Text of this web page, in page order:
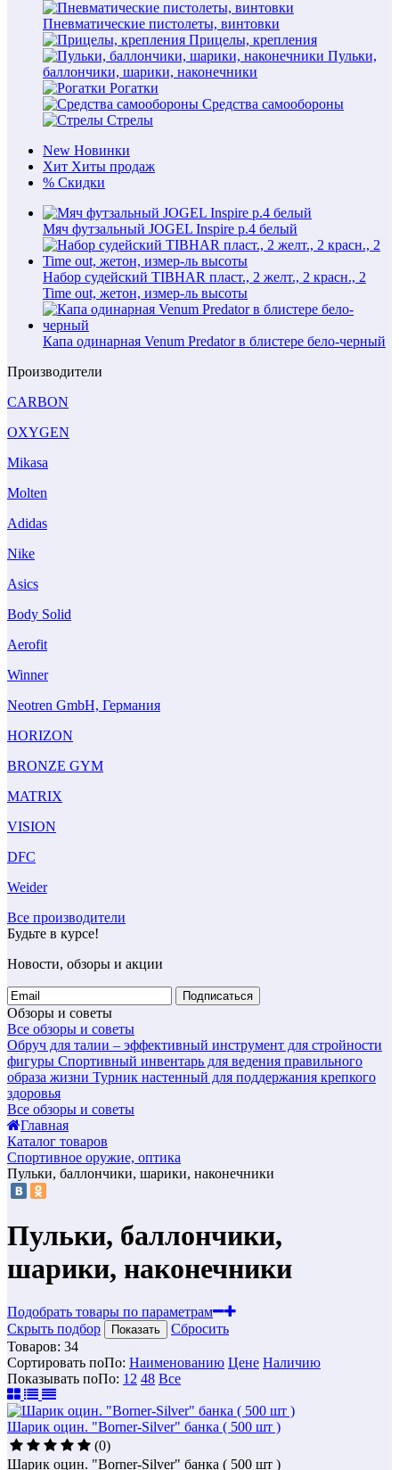
Пневматические пистолеты, винтовки
Прицелы, крепления
Пульки,
баллончики, шарики, наконечники
Рогатки
Средства самообороны
Стрелы
New Новинки
Хит Хиты продаж
% Скидки
Мяч футзальный JOGEL Inspire р.4 белый
Набор судейский TIBHAR пласт., 2 желт., 2 красн., 2
Time out, жетон, измер-ль высоты
Капа одинарная Venum Predator в блистере бело-черный
Производители
CARBON
OXYGEN
Mikasa
Molten
Adidas
Nike
Asics
Body Solid
Aerofit
Winner
Neotren GmbH, Германия
HORIZON
BRONZE GYM
MATRIX
VISION
DFC
Weider
Все производители
Будьте в курсе!
Новости, обзоры и акции
Подписаться
Обзоры и советы
Все обзоры и советы
Обруч для талии – эффективный инструмент для стройности
фигуры Спортивный инвентарь для ведения правильного
образа жизни Турник настенный для поддержания крепкого
здоровья
Все обзоры и советы
Главная
Каталог товаров
Спортивное оружие, оптика
Пульки, баллончики, шарики, наконечники
Пульки, баллончики,
шарики, наконечники
Подобрать товары по параметрам
Скрыть подбор
Показать
Сбросить
Товаров: 34
Сортировать поПо: Наименованию Цене Наличию
Показывать поПо: 12 48 Все
Шарик оцин. "Borner-Silver" банка ( 500 шт )
(0)
Шарик оцин. "Borner-Silver" банка ( 500 шт )